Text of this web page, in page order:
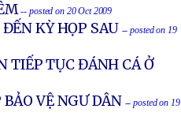
-- posted on 20 Oct 2009
KỲ HỌP SAU -- posted on 19
TIẾP TỤC ĐÁNH CÁ Ở
VỆ NGƯ DÂN -- posted on 19